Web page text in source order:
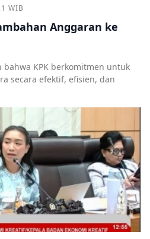
WIB
Anggaran ke
bahwa KPK berkomitmen untuk
secara efektif, efisien, dan